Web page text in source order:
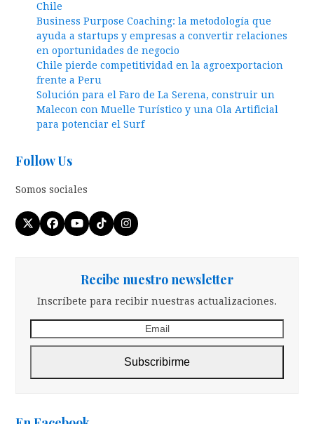
Chile
Business Purpose Coaching: la metodología que
ayuda a startups y empresas a convertir relaciones
en oportunidades de negocio
Chile pierde competitividad en la agroexportacion
frente a Peru
Solución para el Faro de La Serena, construir un
Malecon con Muelle Turístico y una Ola Artificial
para potenciar el Surf
Follow Us
Somos sociales
Twitter
(deprecated)
Facebook
YouTube
TiktokInstagram
Recibe nuestro newsletter
Inscríbete para recibir nuestras actualizaciones.
Subscribirme